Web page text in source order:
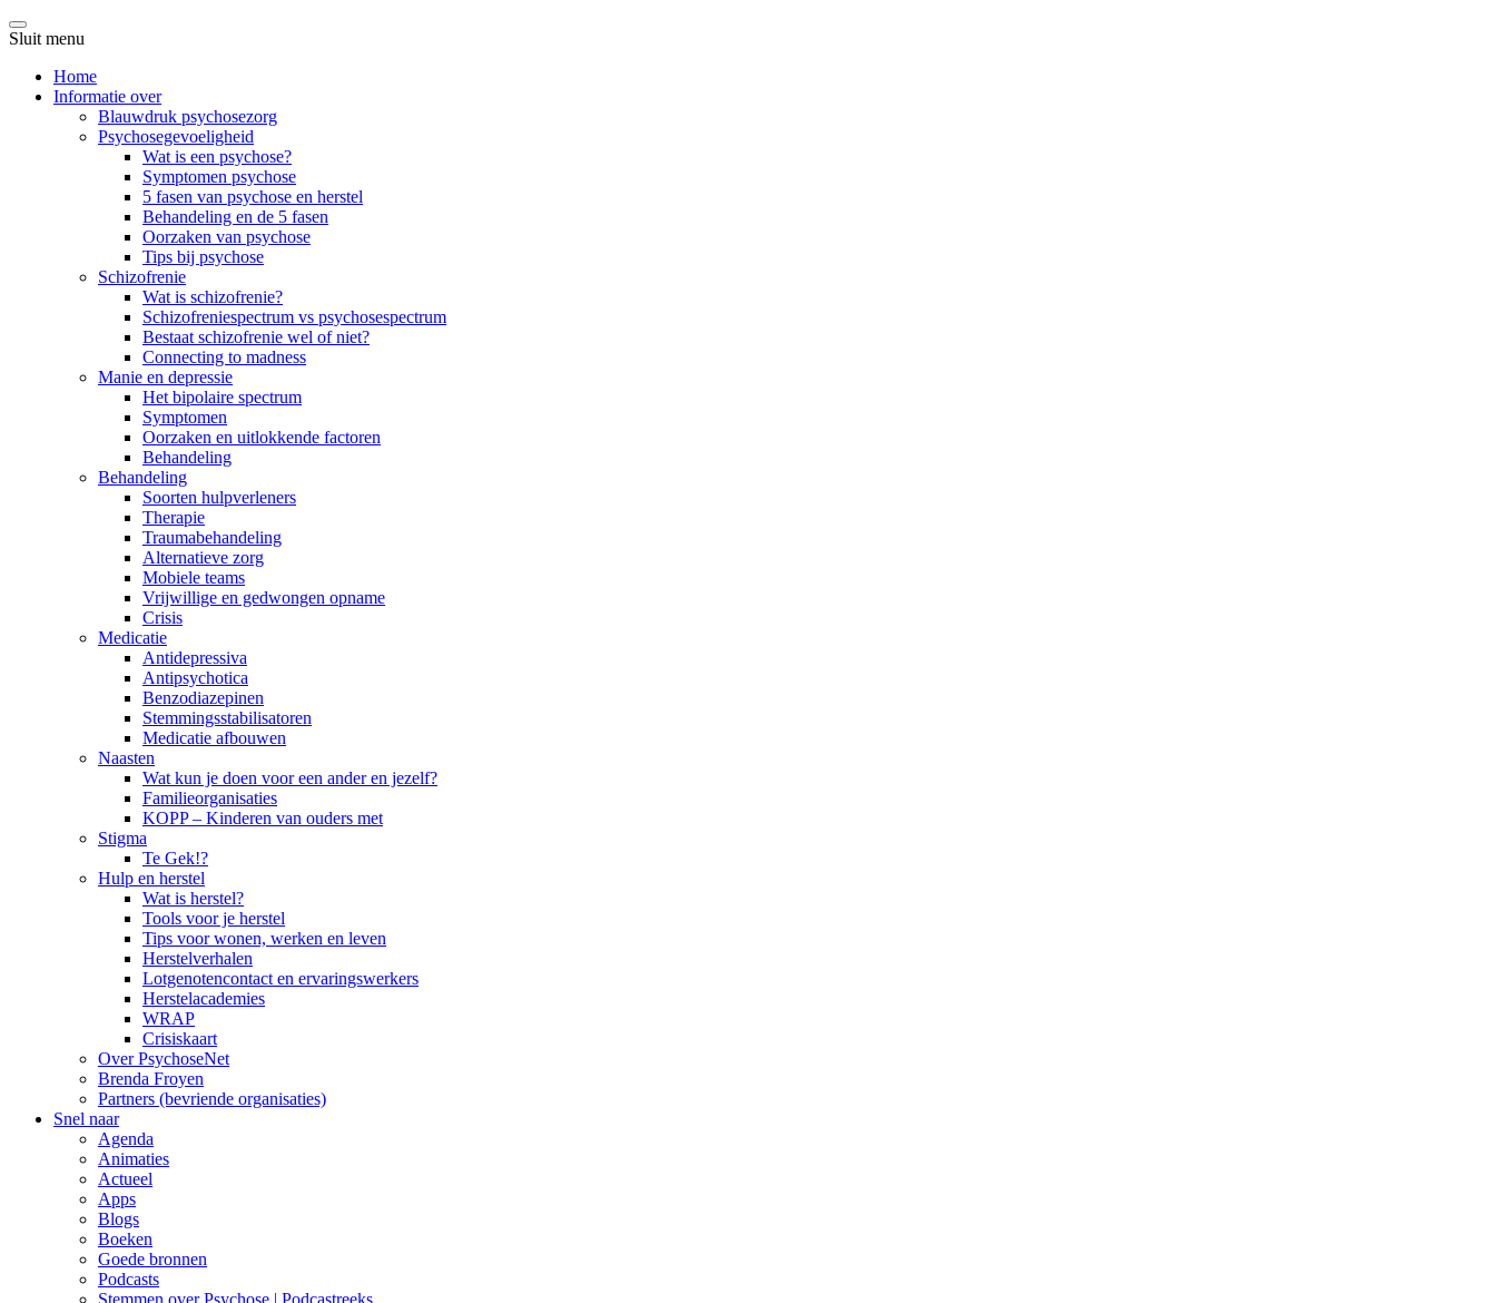
Sluit menu
Home
Informatie over
Blauwdruk psychosezorg
Psychosegevoeligheid
Wat is een psychose?
Symptomen psychose
5 fasen van psychose en herstel
Behandeling en de 5 fasen
Oorzaken van psychose
Tips bij psychose
Schizofrenie
Wat is schizofrenie?
Schizofreniespectrum vs psychosespectrum
Bestaat schizofrenie wel of niet?
Connecting to madness
Manie en depressie
Het bipolaire spectrum
Symptomen
Oorzaken en uitlokkende factoren
Behandeling
Behandeling
Soorten hulpverleners
Therapie
Traumabehandeling
Alternatieve zorg
Mobiele teams
Vrijwillige en gedwongen opname
Crisis
Medicatie
Antidepressiva
Antipsychotica
Benzodiazepinen
Stemmingsstabilisatoren
Medicatie afbouwen
Naasten
Wat kun je doen voor een ander en jezelf?
Familieorganisaties
KOPP – Kinderen van ouders met
Stigma
Te Gek!?
Hulp en herstel
Wat is herstel?
Tools voor je herstel
Tips voor wonen, werken en leven
Herstelverhalen
Lotgenotencontact en ervaringswerkers
Herstelacademies
WRAP
Crisiskaart
Over PsychoseNet
Brenda Froyen
Partners (bevriende organisaties)
Snel naar
Agenda
Animaties
Actueel
Apps
Blogs
Boeken
Goede bronnen
Podcasts
Stemmen over Psychose | Podcastreeks